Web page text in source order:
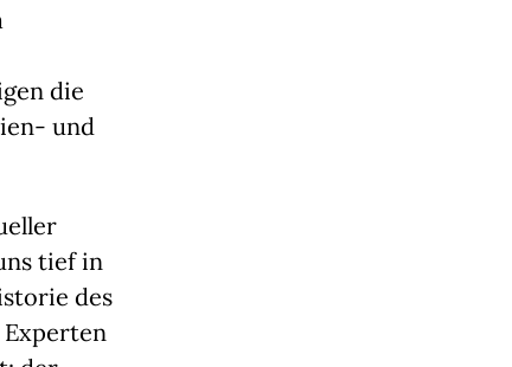
die
und
tief in
des